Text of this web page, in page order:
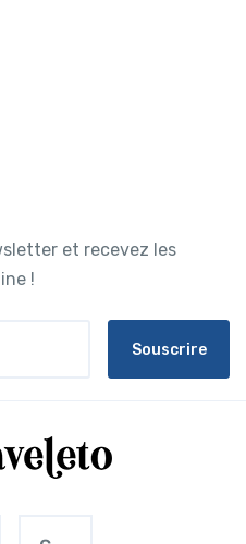
et recevez les
!
Souscrire